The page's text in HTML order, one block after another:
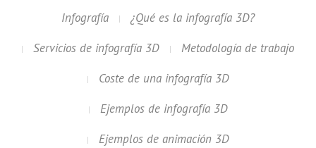
Infografía
¿Qué es la infografía 3D?
Servicios de infografía 3D
Metodología de trabajo
Coste de una infografía 3D
Ejemplos de infografía 3D
Ejemplos de animación 3D